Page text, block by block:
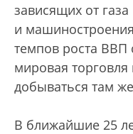
зависящих от
и
темпов роста ВВП
мировая
добываться там
В ближайшие 25